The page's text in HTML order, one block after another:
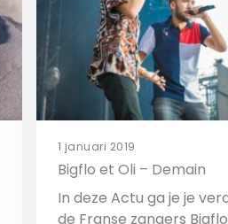
1 januari 2019
Bigflo et Oli – Demain
In deze Actu ga je je
de Franse zangers